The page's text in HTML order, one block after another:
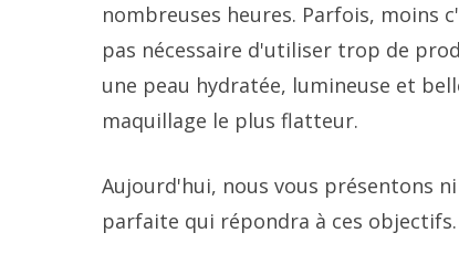
nombreuses heures. Parfois, moins
pas nécessaire d'utiliser trop de
une peau hydratée, lumineuse et
maquillage le plus flatteur.
Aujourd'hui, nous vous présentons
parfaite qui répondra à ces objectifs.